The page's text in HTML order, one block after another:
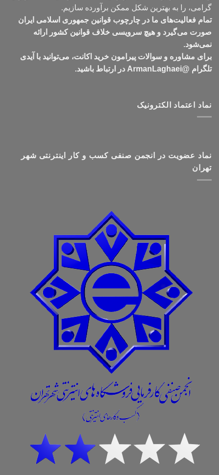
گرامی، را به بهترین شکل ممکن برآورده سازیم.
تمام فعالیت‌های ما در چارچوب قوانین جمهوری اسلامی ایران
صورت می‌گیرد و هیچ سرویسی خلاف قوانین کشور ارائه
نمی‌شود.
برای مشاوره و سوالات پیرامون خرید اکانت، می‌توانید با آیدی
تلگرام @ArmanLaghaei در ارتباط باشید.
نماد اعتماد الکترونیک
نماد عضویت در انجمن صنفی کسب و کار اینترنتی شهر
تهران